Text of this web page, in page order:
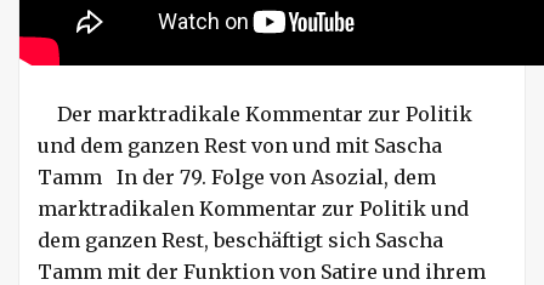
Der marktradikale Kommentar zur Politik
und dem ganzen Rest von und mit Sascha
Tamm In der 79. Folge von Asozial, dem
marktradikalen Kommentar zur Politik und
dem ganzen Rest, beschäftigt sich Sascha
Tamm mit der Funktion von Satire und ihrem